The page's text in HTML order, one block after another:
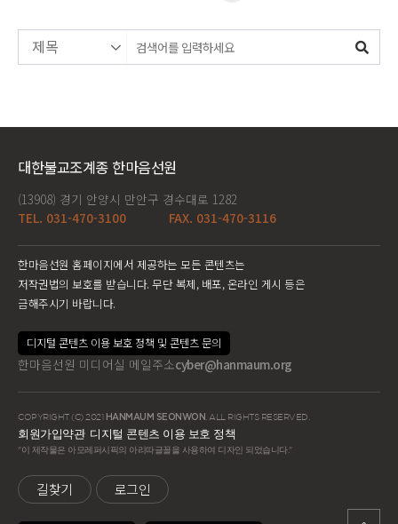
대한불교조계종 한마음선원
(13908) 경기 안양시 만안구 경수대로 1282
TEL. 031-470-3100
FAX. 031-470-3116
한마음선원 홈페이지에서 제공하는 모든 콘텐츠는
저작권법의 보호를 받습니다. 무단 복제, 배포, 온라인 게시 등은
금해주시기 바랍니다.
디지털 콘텐츠 이용 보호 정책 및 콘텐츠 문의
한마음선원 미디어실 메일주소cyber@hanmaum.org
COPYRIGHT (C) 2021 HANMAUM SEONWON . ALL RIGHTS RESERVED.
회원가입약관 디지털 콘텐츠 이용 보호 정책
"이 제작물은 아모레퍼시픽의 아리따글꼴을 사용하여 디자인 되었습니다."
길찾기 로그인